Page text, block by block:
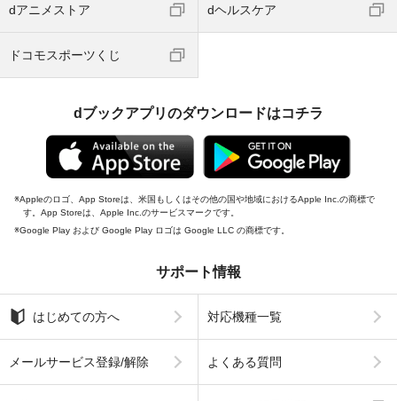
dアニメストア dヘルスケア
ドコモスポーツくじ
dブックアプリのダウンロードはコチラ
Appleのロゴ、App Storeは、米国もしくはその他の国や地域におけるApple Inc.の商標で
す。App Storeは、Apple Inc.のサービスマークです。
Google Play および Google Play ロゴは Google LLC の商標です。
サポート情報
はじめての方へ 対応機種一覧
メールサービス登録/解除 よくある質問